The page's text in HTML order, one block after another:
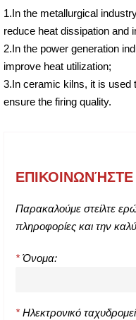
1.In the metallurgical
reduce heat dissipation and
2.In the power generation
improve heat utilization;
3.In ceramic kilns, it is used
ensure the firing quality.
Παρακαλούμε στείλτε
πληροφορίες και την
* Όνομα:
* Ηλεκτρονικό